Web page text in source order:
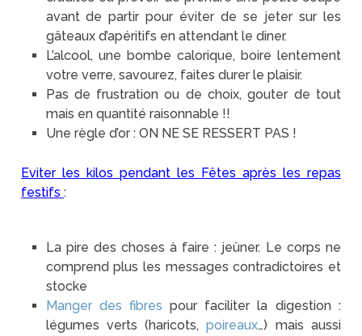
avant de partir pour éviter de se jeter sur les
gâteaux d’apéritifs en attendant le diner.
L’alcool, une bombe calorique, boire lentement
votre verre, savourez, faites durer le plaisir.
Pas de frustration ou de choix, gouter de tout
mais en quantité raisonnable !!
Une règle d’or : ON NE SE RESSERT PAS !
Eviter les kilos pendant les Fêtes après les repas
festifs:
La pire des choses à faire : jeûner. Le corps ne
comprend plus les messages contradictoires et
stocke
Manger des fibrespour faciliter la digestion :
légumes verts (haricots, poireaux…) mais aussi